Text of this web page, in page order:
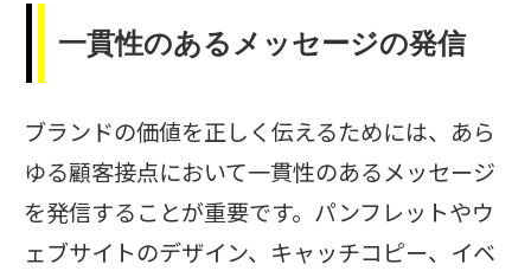
一貫性のあるメッセージの発信
ブランドの価値を正しく伝えるためには、あら
ゆる顧客接点において一貫性のあるメッセージ
を発信することが重要です。パンフレットやウ
ェブサイトのデザイン、キャッチコピー、イベ